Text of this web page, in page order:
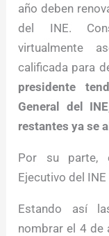
año deben
del INE.
virtualmente
calificada para
presidente
General del
restantes ya se
Por su parte,
Ejecutivo del
Estando así
nombrar el 4 de